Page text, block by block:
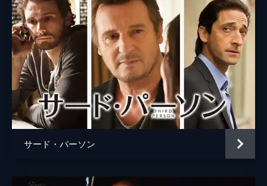
音楽 アーロン・ギルフイス
製作 ジョーダン・ベッカーマン
エリック・ゴズラン
ジョーダン・イェール・レヴィン
ライアン・ドネル・スミス
サード・パーソン